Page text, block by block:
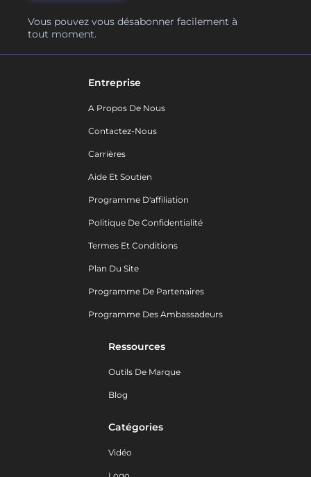
Vous pouvez vous désabonner facilement à
tout moment.
Entreprise
A Propos De Nous
Contactez-Nous
Carrières
Aide Et Soutien
Programme D'affiliation
Politique De Confidentialité
Termes Et Conditions
Plan Du Site
Programme De Partenaires
Programme Des Ambassadeurs
Ressources
Outils De Marque
Blog
Catégories
Vidéo